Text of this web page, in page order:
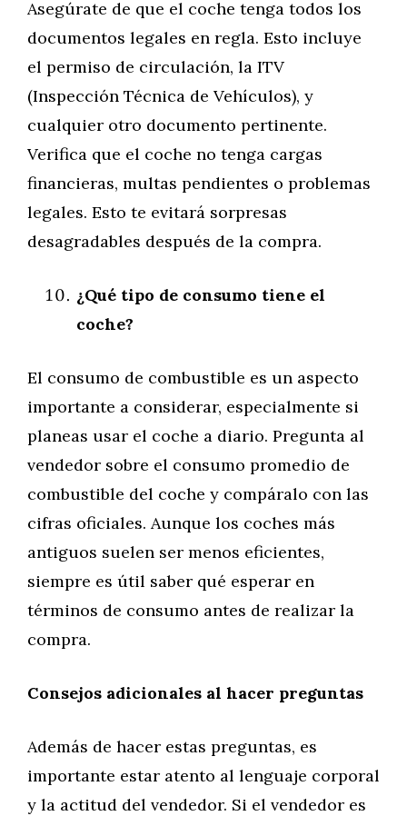
Asegúrate de que el coche tenga todos los
documentos legales en regla. Esto incluye
el permiso de circulación, la ITV
(Inspección Técnica de Vehículos), y
cualquier otro documento pertinente.
Verifica que el coche no tenga cargas
financieras, multas pendientes o problemas
legales. Esto te evitará sorpresas
desagradables después de la compra.
¿Qué tipo de consumo tiene el
coche?
El consumo de combustible es un aspecto
importante a considerar, especialmente si
planeas usar el coche a diario. Pregunta al
vendedor sobre el consumo promedio de
combustible del coche y compáralo con las
cifras oficiales. Aunque los coches más
antiguos suelen ser menos eficientes,
siempre es útil saber qué esperar en
términos de consumo antes de realizar la
compra.
Consejos adicionales al hacer preguntas
Además de hacer estas preguntas, es
importante estar atento al lenguaje corporal
y la actitud del vendedor. Si el vendedor es